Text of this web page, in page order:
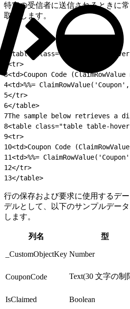
特定の受信者に送信されるときに
取得します。
<table class="table table-
<tr>
3<td>Coupon Code
4<td>%%=
5</tr>
6</table>
7The sample below retrieves
8<table class="table table-
9<tr>
10<td>Coupon Code
11<td>%%=
12</tr>
13</table>
行の保存および要求に使用するデ
デルとして、以下のサンプルデー
します。
列名 型
_CustomObjectKey Number
CouponCode Text(30 文字の制
IsClaimed Boolean